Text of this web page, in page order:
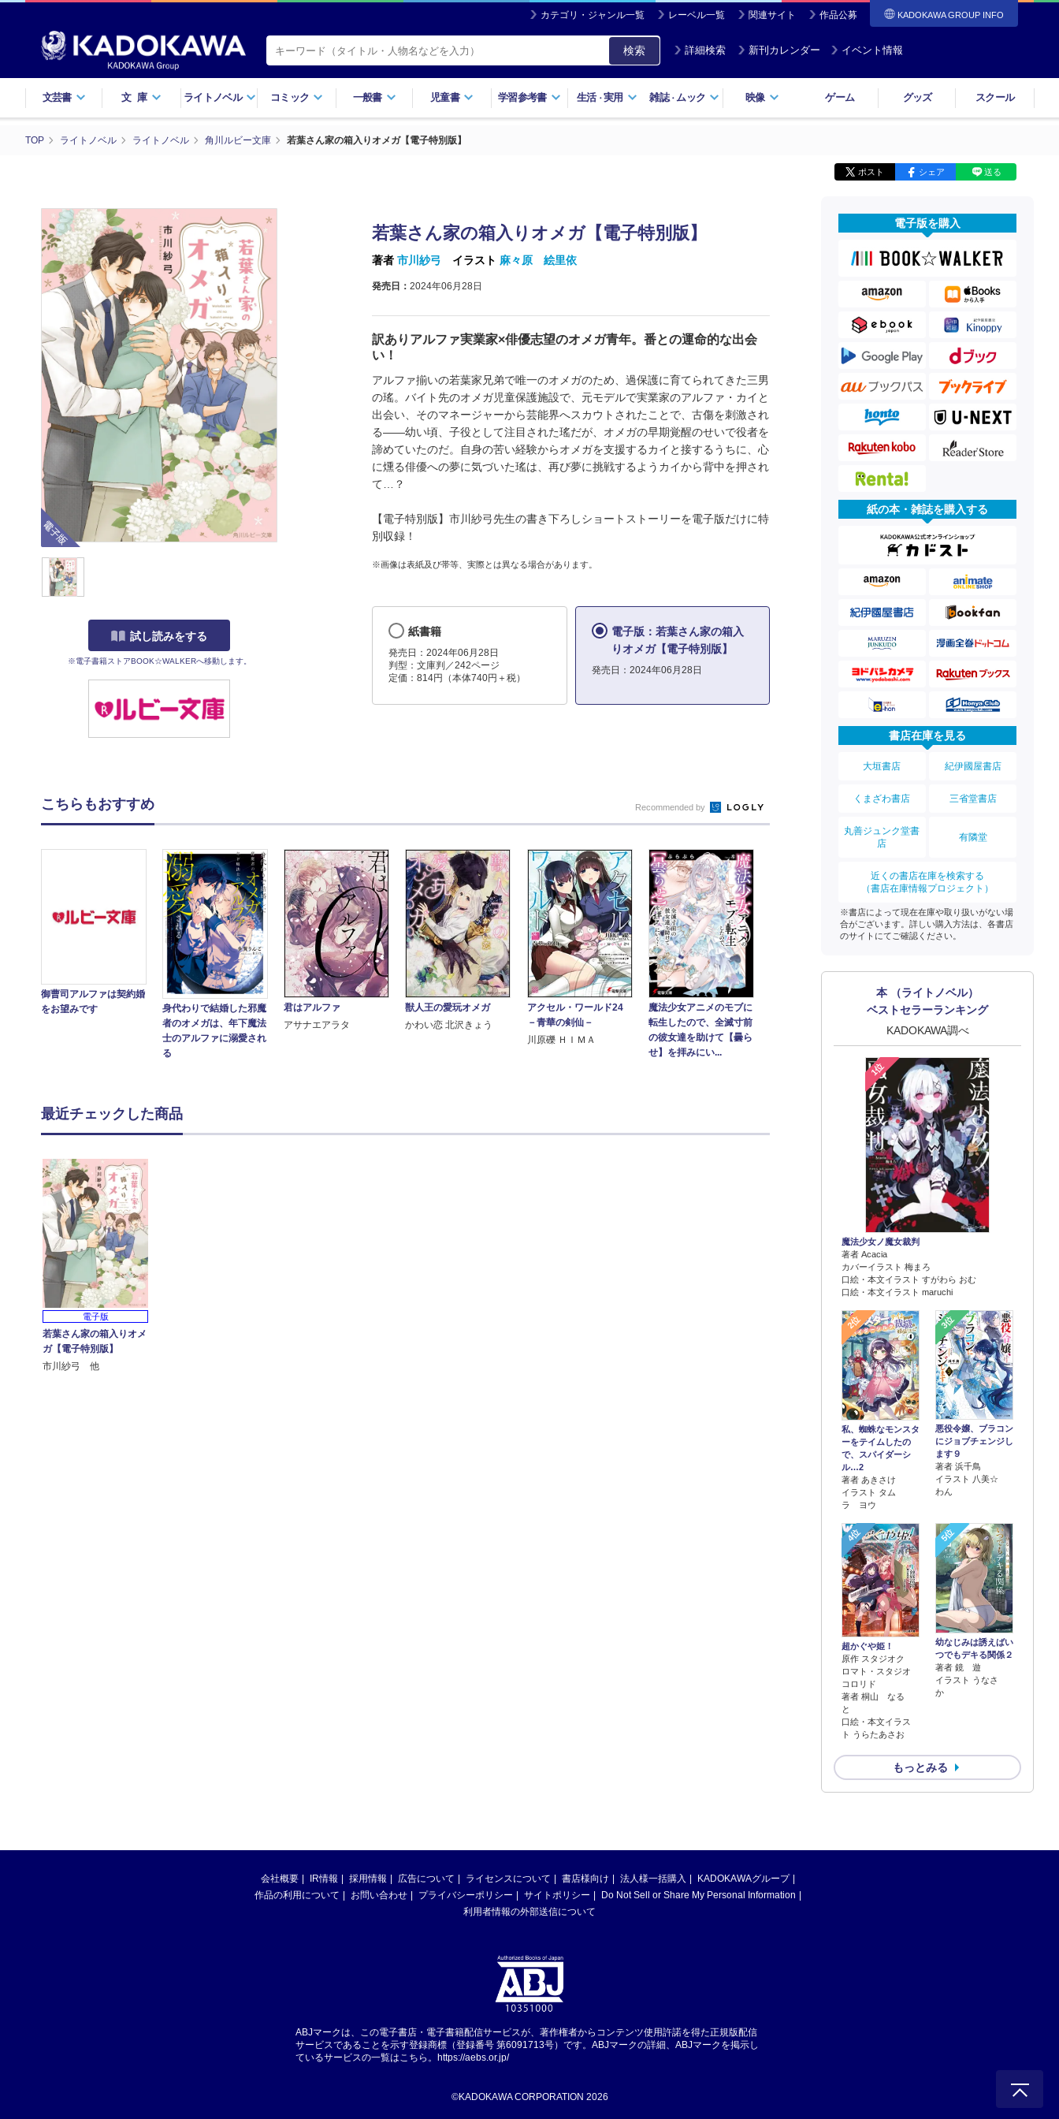
カテゴリ・ジャンル一覧 レーベル一覧 関連サイト 作品公募 KADOKAWA GROUP INFO
検索 詳細検索 新刊カレンダー イベント情報
文芸書 文庫 ライトノベル コミック 一般書 児童書 学習参考書 生活・実用 雑誌・ ムック 映像 ゲーム グッズ スクール
TOP ライトノベル ライトノベル 角川ルビー文庫 若葉さん家の箱入りオメガ【電子特別版】
ポスト シェア 送る
電子版
試し読みをする
※電子書籍ストアBOOK☆WALKERへ移動します。
若葉さん家の箱入りオメガ【電子特別版】
著者 市川紗弓 イラスト 麻々原 絵里依
発売日： 2024年06月28日
訳ありアルファ実業家×俳優志望のオメガ青年。番との運命的な出会
い！
アルファ揃いの若葉家兄弟で唯一のオメガのため、過保護に育てられてきた三男
の瑤。バイト先のオメガ児童保護施設で、元モデルで実業家のアルファ・カイと
出会い、そのマネージャーから芸能界へスカウトされたことで、古傷を刺激され
る――幼い頃、子役として注目された瑤だが、オメガの早期覚醒のせいで役者を
諦めていたのだ。自身の苦い経験からオメガを支援するカイと接するうちに、心
に燻る俳優への夢に気づいた瑤は、再び夢に挑戦するようカイから背中を押され
て…？
【電子特別版】市川紗弓先生の書き下ろしショートストーリーを電子版だけに特
別収録！
※画像は表紙及び帯等、実際とは異なる場合があります。
紙書籍
発売日：2024年06月28日
判型：文庫判／242ページ
定価：814円（本体740円＋税）
電子版：若葉さん家の箱入
りオメガ【電子特別版】
発売日：2024年06月28日
電子版を購入
紙の本・雑誌を購入する
書店在庫を見る
大垣書店 紀伊國屋書店
くまざわ書店 三省堂書店
丸善ジュンク堂書
店
有隣堂
近くの書店在庫を検索する
（書店在庫情報プロジェクト）
※書店によって現在在庫や取り扱いがない場
合がございます。詳しい購入方法は、各書店
のサイトにてご確認ください。
本 （ライトノベル）
ベストセラーランキング
KADOKAWA調べ
1位
魔法少女ノ魔女裁判
著者 Acacia
カバーイラスト 梅まろ
口絵・本文イラスト すがわら おむ
口絵・本文イラスト maruchi
2位
私、蜘蛛なモンスタ
ーをテイムしたの
で、スパイダーシ
ル…2
著者 あきさけ
イラスト タム
ラ ヨウ
3位
悪役令嬢、ブラコン
にジョブチェンジし
ます９
著者 浜千鳥
イラスト 八美☆
わん
4位
超かぐや姫！
原作 スタジオク
ロマト・スタジオ
コロリド
著者 桐山 なる
と
口絵・本文イラス
ト うらたあさお
5位
幼なじみは誘えばい
つでもデキる関係２
著者 鏡 遊
イラスト うなさ
か
もっとみる
こちらもおすすめ Recommended by
御曹司アルファは契約婚
をお望みです
身代わりで結婚した邪魔
者のオメガは、年下魔法
士のアルファに溺愛され
る
君はアルファ
アサナエアラタ
獣人王の愛玩オメガ
かわい恋 北沢きょう
アクセル・ワールド24
－青華の剣仙－
川原礫 ＨＩＭＡ
魔法少女アニメのモブに
転生したので、全滅寸前
の彼女達を助けて【曇ら
せ】を拝みにい...
最近チェックした商品
電子版
若葉さん家の箱入りオメ
ガ【電子特別版】
市川紗弓 他
会社概要 IR情報 採用情報 広告について ライセンスについて 書店様向け 法人様一括購入
KADOKAWAグループ
作品の利用について
お問い合わせ プライバシーポリシー サイトポリシー
Do Not Sell or Share My Personal Information
利用者情報の外部送信について
ABJマークは、この電子書店・電子書籍配信サービスが、著作権者からコンテンツ使用許諾を得た正規版配信
サービスであることを示す登録商標（登録番号 第6091713号）です。ABJマークの詳細、ABJマークを掲示し
ているサービスの一覧はこちら。 https://aebs.or.jp/
©KADOKAWA CORPORATION 2026